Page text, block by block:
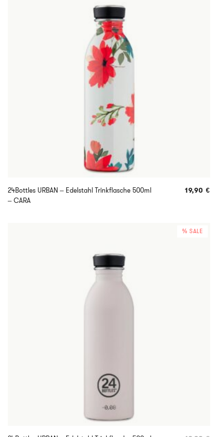
24Bottles URBAN – Edelstahl Trinkflasche 500ml
– CARA
19,90 €
% SALE